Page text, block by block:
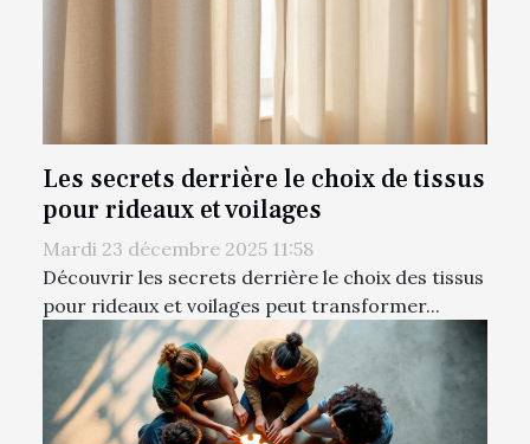
Les secrets derrière le choix de tissus
pour rideaux et voilages
Mardi 23 décembre 2025 11:58
Découvrir les secrets derrière le choix des tissus
pour rideaux et voilages peut transformer...